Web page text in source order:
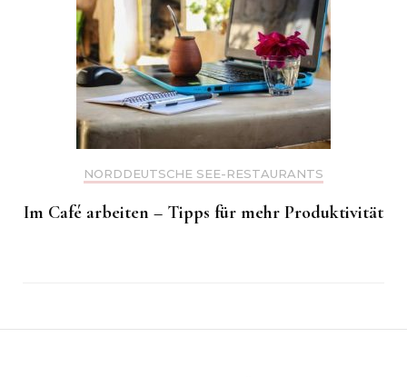
NORDDEUTSCHE SEE-RESTAURANTS
Im Café arbeiten – Tipps für mehr Produktivität